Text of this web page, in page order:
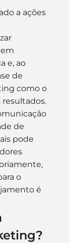
a ações
e, ao
de
como o
resultados.
de
pode
o
é